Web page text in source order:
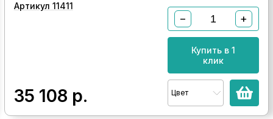
Артикул 11411
35 108 р.
− +
Купить в 1
клик
Цвет